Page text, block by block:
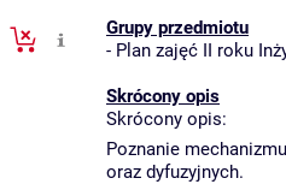
Grupy przedmiotu
- Plan zajęć II roku
Skrócony opis
Skrócony opis:
Poznanie
oraz dyfuzyjnych.